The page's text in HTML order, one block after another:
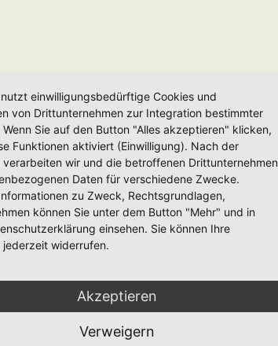
einwilligungsbedürftige Cookies und
von Drittunternehmen zur Integration bestimmter
Wenn Sie auf den Button "Alles akzeptieren" klicken,
Funktionen aktiviert (Einwilligung). Nach der
verarbeiten wir und die betroffenen Drittunternehmen
Daten für verschiedene Zwecke.
zu Zweck, Rechtsgrundlagen,
können Sie unter dem Button "Mehr" und in
einsehen. Sie können Ihre
jederzeit widerrufen.
Akzeptieren
Verweigern